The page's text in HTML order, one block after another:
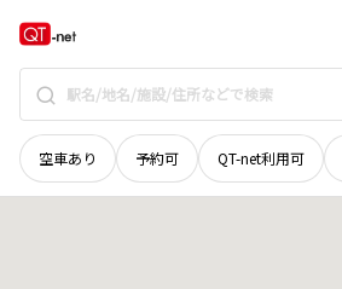
空車あり 予約可 QT-net利用可
栃木県